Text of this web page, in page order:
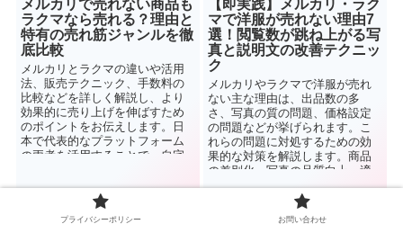
メルカリで売れない商品も
ラクマなら売れる？理由と
特有の売れ筋ジャンルを徹
底比較
メルカリとラクマの違いや活用
法、販売テクニック、手数料の
比較などを詳しく解説し、より
効果的に売り上げを伸ばすため
のポイントをお伝えします。日
本で代表的なプラットフォーム
の両者を活用することで、自宅
きます。
【即実践】メルカリ・ラク
マで洋服が売れない理由7
選！閲覧数が跳ね上がる写
真と説明文の改善テクニッ
ク
メルカリやラクマで洋服が売れ
ない主な理由は、出品数の多
さ、写真の質の問題、価格設定
の問題などが挙げられます。こ
れらの問題に対処するための効
果的な対策を解説します。商品
の差別化、写真の品質向上、適
正な価格設定などの対策をマス
ターしましょう。
プライバシーポリシー お問い合わせ